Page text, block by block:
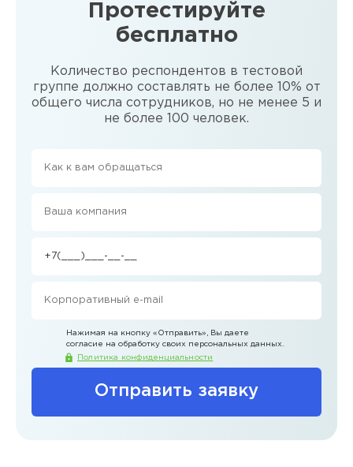
Протестируйте
бесплатно
Количество респондентов в тестовой
группе должно составлять не более 10% от
общего числа сотрудников, но не менее 5 и
не более 100 человек.
Отправить заявку
Нажимая на кнопку «Отправить»
, Вы даете
согласие на обработку своих персональных данных.
Политика конфиденциальности